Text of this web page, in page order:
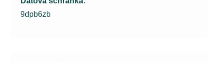
9dpb6zb